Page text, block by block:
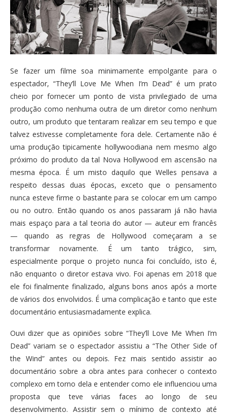
Se fazer um filme soa minimamente empolgante para o
espectador, “They’ll Love Me When I’m Dead” é um prato
cheio por fornecer um ponto de vista privilegiado de uma
produção como nenhuma outra de um diretor como nenhum
outro, um produto que tentaram realizar em seu tempo e que
talvez estivesse completamente fora dele. Certamente não é
uma produção tipicamente hollywoodiana nem mesmo algo
próximo do produto da tal Nova Hollywood em ascensão na
mesma época. É um misto daquilo que Welles pensava a
respeito dessas duas épocas, exceto que o pensamento
nunca esteve firme o bastante para se colocar em um campo
ou no outro. Então quando os anos passaram já não havia
mais espaço para a tal teoria do autor — auteur em francês
— quando as regras de Hollywood começaram a se
transformar novamente. É um tanto trágico, sim,
especialmente porque o projeto nunca foi concluído, isto é,
não enquanto o diretor estava vivo. Foi apenas em 2018 que
ele foi finalmente finalizado, alguns bons anos após a morte
de vários dos envolvidos. É uma complicação e tanto que este
documentário entusiasmadamente explica.
Ouvi dizer que as opiniões sobre “They’ll Love Me When I’m
Dead” variam se o espectador assistiu a “The Other Side of
the Wind” antes ou depois. Fez mais sentido assistir ao
documentário sobre a obra antes para conhecer o contexto
complexo em torno dela e entender como ele influenciou uma
proposta que teve várias faces ao longo de seu
desenvolvimento. Assistir sem o mínimo de contexto até